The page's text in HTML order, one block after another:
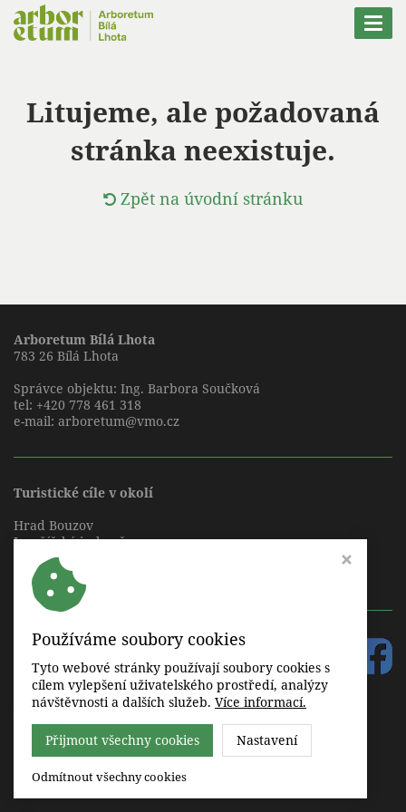
Nacházíte se:
Litujeme, ale požadovaná
stránka neexistuje.
Zpět na úvodní stránku
Arboretum Bílá Lhota
783 26 Bílá Lhota
Správce objektu: Ing. Barbora Součková
tel: +420 778 461 318
e-mail: arboretum@vmo.cz
Turistické cíle v okolí
Hrad Bouzov
Javoříčské jeskyně
Mladečské jeskyně
Zámek Náměšť na Hané
Nastavení cookies
Webdesign by Virtualis.cz
Používáme soubory cookies
Tyto webové stránky používají soubory cookies s
cílem vylepšení uživatelského prostředí, analýzy
návštěvnosti a dalších služeb. Více informací.
Přijmout všechny cookies Nastavení
Odmítnout všechny cookies